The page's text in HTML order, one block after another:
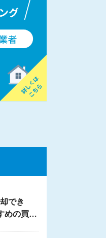
でき
めの買取